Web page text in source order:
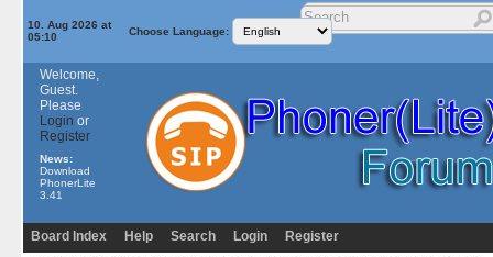
10. Aug 2026 at
05:10
Choose Language:
Welcome,
Guest.
Please
Login or
Register
News:
Download
PhonerLite
3.41
Board Index Help Search Login Register